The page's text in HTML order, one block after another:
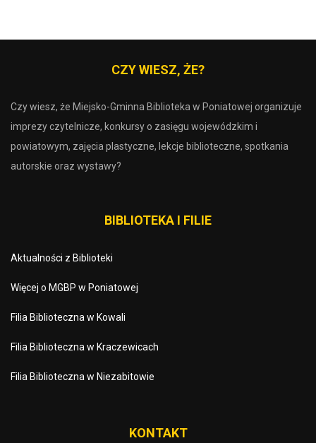
CZY WIESZ, ŻE?
Czy wiesz, że Miejsko-Gminna Biblioteka w Poniatowej organizuje
imprezy czytelnicze, konkursy o zasięgu wojewódzkim i
powiatowym, zajęcia plastyczne, lekcje biblioteczne, spotkania
autorskie oraz wystawy?
BIBLIOTEKA I FILIE
Aktualności z Biblioteki
Więcej o MGBP w Poniatowej
Filia Biblioteczna w Kowali
Filia Biblioteczna w Kraczewicach
Filia Biblioteczna w Niezabitowie
KONTAKT